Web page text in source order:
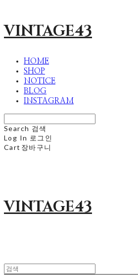
VINTAGE43
HOME
SHOP
NOTICE
BLOG
INSTAGRAM
Search 검색
Log In 로그인
Cart 장바구니
VINTAGE43